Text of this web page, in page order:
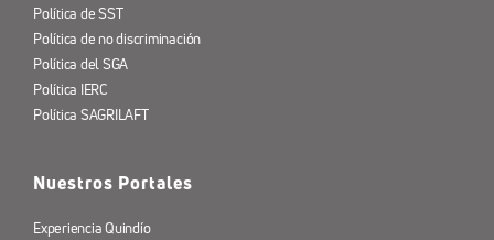
Política de SST
Política de no discriminación
Política del SGA
Política IERC
Política SAGRILAFT
Nuestros Portales
Experiencia Quindío